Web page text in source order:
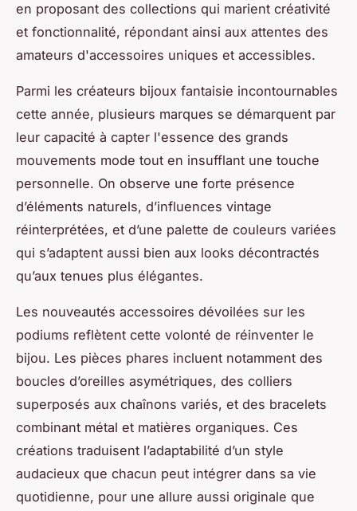
en proposant des collections qui marient créativité
et fonctionnalité, répondant ainsi aux attentes des
amateurs d'accessoires uniques et accessibles.
Parmi les créateurs bijoux fantaisie incontournables
cette année, plusieurs marques se démarquent par
leur capacité à capter l'essence des grands
mouvements mode tout en insufflant une touche
personnelle. On observe une forte présence
d’éléments naturels, d’influences vintage
réinterprétées, et d’une palette de couleurs variées
qui s’adaptent aussi bien aux looks décontractés
qu’aux tenues plus élégantes.
Les nouveautés accessoires dévoilées sur les
podiums reflètent cette volonté de réinventer le
bijou. Les pièces phares incluent notamment des
boucles d’oreilles asymétriques, des colliers
superposés aux chaînons variés, et des bracelets
combinant métal et matières organiques. Ces
créations traduisent l’adaptabilité d’un style
audacieux que chacun peut intégrer dans sa vie
quotidienne, pour une allure aussi originale que